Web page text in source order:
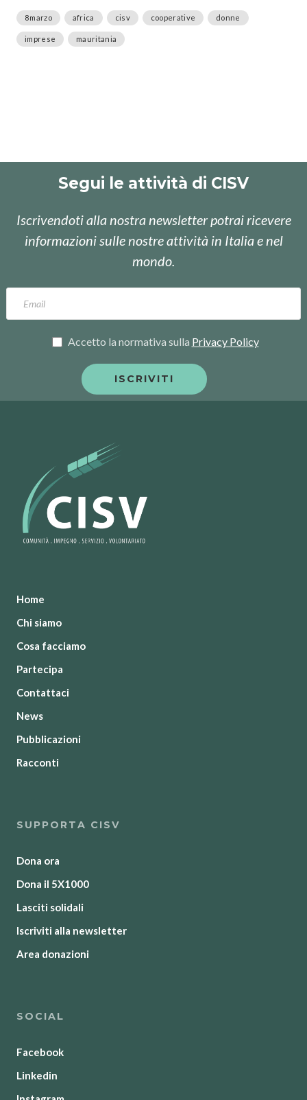
8marzo africa cisv cooperative donne
imprese mauritania
Segui le attività di CISV
Iscrivendoti alla nostra newsletter potrai ricevere
informazioni sulle nostre attività in Italia e nel
mondo.
Accetto la normativa sulla Privacy Policy
Home
Chi siamo
Cosa facciamo
Partecipa
Contattaci
News
Pubblicazioni
Racconti
SUPPORTA CISV
Dona ora
Dona il 5X1000
Lasciti solidali
Iscriviti alla newsletter
Area donazioni
SOCIAL
Facebook
Linkedin